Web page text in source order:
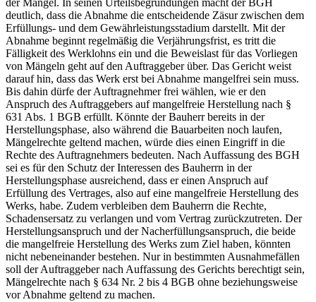
der Mängel. In seinen Urteilsbegründungen macht der BGH
deutlich, dass die Abnahme die entscheidende Zäsur zwischen dem
Erfüllungs- und dem Gewährleistungsstadium darstellt. Mit der
Abnahme beginnt regelmäßig die Verjährungsfrist, es tritt die
Fälligkeit des Werklohns ein und die Beweislast für das Vorliegen
von Mängeln geht auf den Auftraggeber über. Das Gericht weist
darauf hin, dass das Werk erst bei Abnahme mangelfrei sein muss.
Bis dahin dürfe der Auftragnehmer frei wählen, wie er den
Anspruch des Auftraggebers auf mangelfreie Herstellung nach §
631 Abs. 1 BGB erfüllt. Könnte der Bauherr bereits in der
Herstellungsphase, also während die Bauarbeiten noch laufen,
Mängelrechte geltend machen, würde dies einen Eingriff in die
Rechte des Auftragnehmers bedeuten. Nach Auffassung des BGH
sei es für den Schutz der Interessen des Bauherrn in der
Herstellungsphase ausreichend, dass er einen Anspruch auf
Erfüllung des Vertrages, also auf eine mangelfreie Herstellung des
Werks, habe. Zudem verbleiben dem Bauherrn die Rechte,
Schadensersatz zu verlangen und vom Vertrag zurückzutreten. Der
Herstellungsanspruch und der Nacherfüllungsanspruch, die beide
die mangelfreie Herstellung des Werks zum Ziel haben, könnten
nicht nebeneinander bestehen. Nur in bestimmten Ausnahmefällen
soll der Auftraggeber nach Auffassung des Gerichts berechtigt sein,
Mängelrechte nach § 634 Nr. 2 bis 4 BGB ohne beziehungsweise
vor Abnahme geltend zu machen.